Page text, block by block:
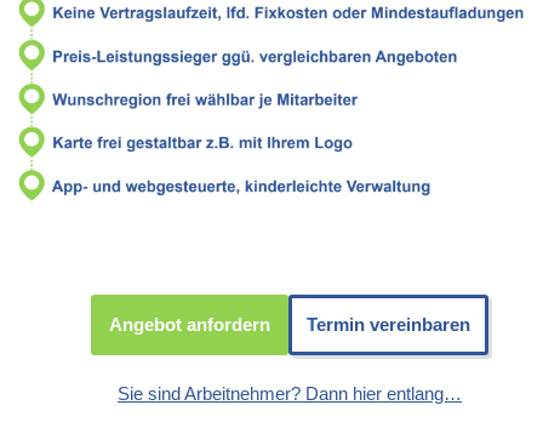
Angebot anfordern Termin vereinbaren
Sie sind Arbeitnehmer? Dann hier entlang…